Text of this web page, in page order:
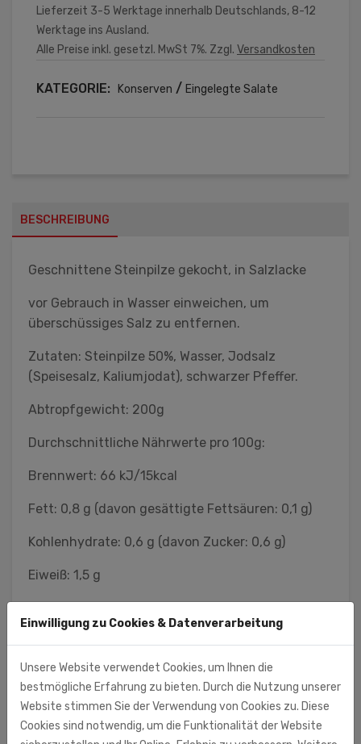
Lieferzeit 3-5 Werktage innerhalb Deutschlands, 8-12
Werktage ins Ausland.
Alle Preise inkl. gesetzl. MwSt 7%. Zzgl. Versandkosten
KATEGORIE: Konserven / Eingelegte Salate
BESCHREIBUNG
Geschnittene Steinpilze gekocht, in Salzlacke
vor Gebrauch in Wasser einweichen, um
überschüssiges Salz zu entfernen.
Zutaten: Steinpilze 50%, Wasser, Jodsalz
(Speisesalz, Kaliumjodat), schwarzer Pfeffer.
Abtropfgewicht: 200g
Durchschnittliche Nährwerte pro 100g:
Brennwert: 66 kJ/15kcal
Fett: 0,8 g (davon gesättigte Fettsäuren: 0,1 g)
Kohlenhydrate: 0,6 g (davon Zucker: 0,6 g)
Eiweiß: 1,5 g
Lackmann Fleisch- und Feinkostfabrik GmbH
(Importeur/Hersteller)
Lackmann Fleisch- und Feinkostfabrik GmbH
Carl-Benz-Str. 10 - 14
77731 Willstätt
Einwilligung zu Cookies & Datenverarbeitung
Unsere Website verwendet Cookies, um Ihnen die
bestmögliche Erfahrung zu bieten. Durch die Nutzung unserer
Website stimmen Sie der Verwendung von Cookies zu. Diese
Cookies sind notwendig, um die Funktionalität der Website